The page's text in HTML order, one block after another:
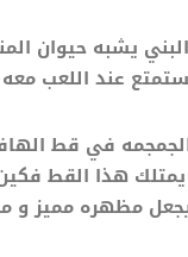
يشبه حيوان
عند اللعب
في قط
هذا القط
مظهره مميز و